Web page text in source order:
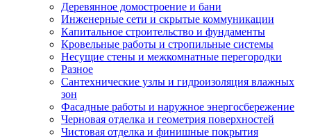
Деревянное домостроение и бани
Инженерные сети и скрытые коммуникации
Капитальное строительство и фундаменты
Кровельные работы и стропильные системы
Несущие стены и межкомнатные перегородки
Разное
Сантехнические узлы и гидроизоляция влажных
зон
Фасадные работы и наружное энергосбережение
Черновая отделка и геометрия поверхностей
Чистовая отделка и финишные покрытия